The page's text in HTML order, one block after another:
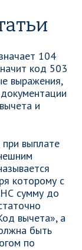
104
код 503
выражения,
и
при выплате
которому с
сумму до
вычета», а
быть
по